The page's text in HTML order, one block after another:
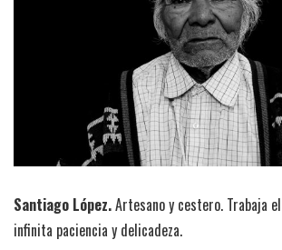
Santiago López.Artesano y cestero. Trabaja
infinita paciencia y delicadeza.